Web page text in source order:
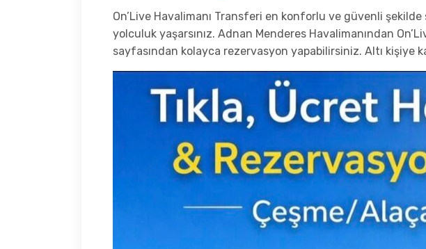
On’Live Havalimanı Transferi en konforlu ve güvenli
yolculuk yaşarsınız. Adnan Menderes Havalimanından
sayfasından kolayca rezervasyon yapabilirsiniz. Altı kişiye